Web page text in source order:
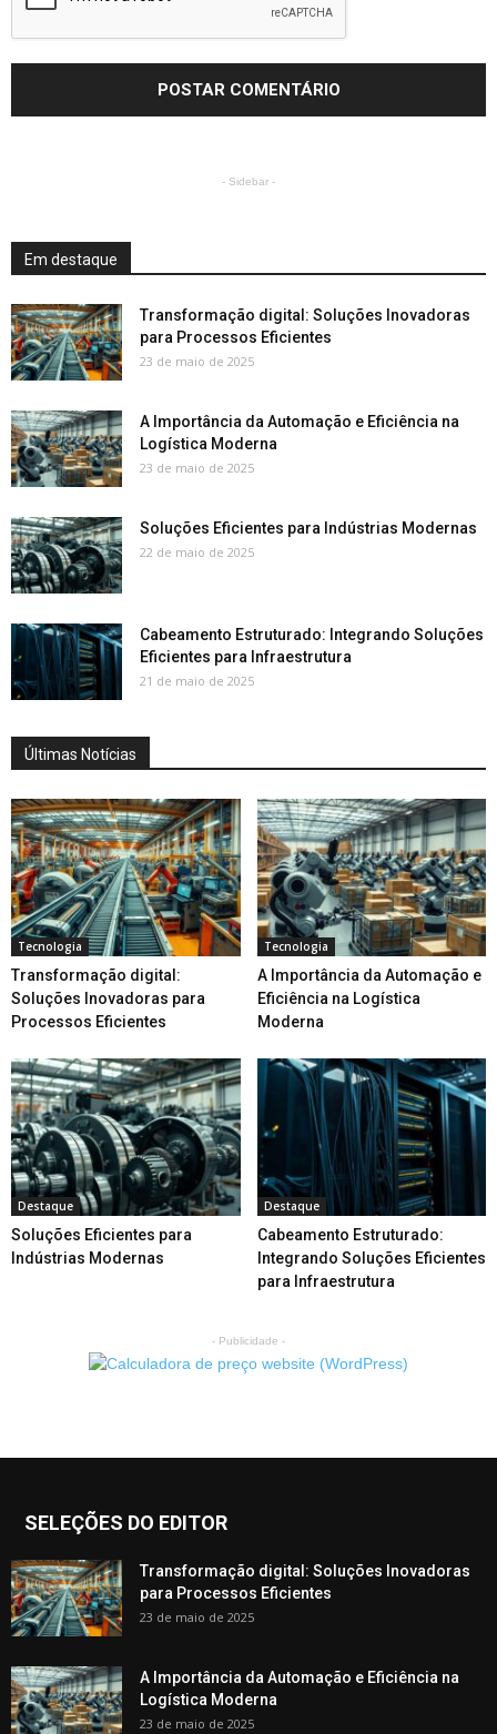
- Sidebar -
Em destaque
Transformação digital: Soluções Inovadoras
para Processos Eficientes
23 de maio de 2025
A Importância da Automação e Eficiência na
Logística Moderna
23 de maio de 2025
Soluções Eficientes para Indústrias Modernas
22 de maio de 2025
Cabeamento Estruturado: Integrando Soluções
Eficientes para Infraestrutura
21 de maio de 2025
Últimas Notícias
Tecnologia
Transformação digital:
Soluções Inovadoras para
Processos Eficientes
Tecnologia
A Importância da Automação e
Eficiência na Logística
Moderna
Destaque
Soluções Eficientes para
Indústrias Modernas
Destaque
Cabeamento Estruturado:
Integrando Soluções Eficientes
para Infraestrutura
- Publicidade -
SELEÇÕES DO EDITOR
Transformação digital: Soluções Inovadoras
para Processos Eficientes
23 de maio de 2025
A Importância da Automação e Eficiência na
Logística Moderna
23 de maio de 2025